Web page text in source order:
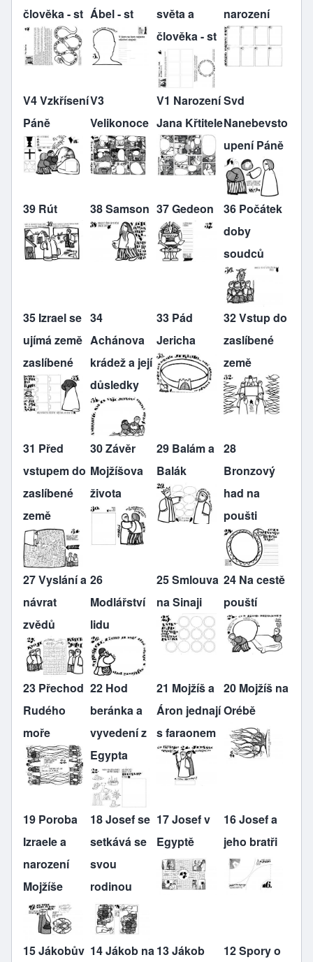
člověka - st Ábel - st
světa a
člověka - st
narození
V4 Vzkřísení
Páně
V3
Velikonoce
V1 Narození
Jana Křtitele
Svd
Nanebevsto
upení Páně
39 Rút 38 Samson 37 Gedeon
36 Počátek
doby
soudců
35 Izrael se
ujímá země
zaslíbené
34
Achánova
krádež a její
důsledky
33 Pád
Jericha
32 Vstup do
zaslíbené
země
31 Před
vstupem do
zaslíbené
země
30 Závěr
Mojžíšova
života
29 Balám a
Balák
28
Bronzový
had na
poušti
27 Vyslání a
návrat
zvědů
26
Modlářství
lidu
25 Smlouva
na Sinaji
24 Na cestě
pouští
23 Přechod
Rudého
moře
22 Hod
beránka a
vyvedení z
Egypta
21 Mojžíš a
Áron jednají
s faraonem
20 Mojžíš na
Orébě
19 Poroba
Izraele a
narození
Mojžíše
18 Josef se
setkává se
svou
rodinou
17 Josef v
Egyptě
16 Josef a
jeho bratři
15 Jákobův 14 Jákob na13 Jákob 12 Spory o